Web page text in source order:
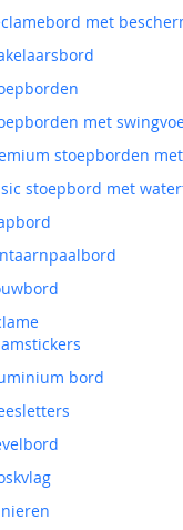
met
met
stoepborden
stoepbord met
bord